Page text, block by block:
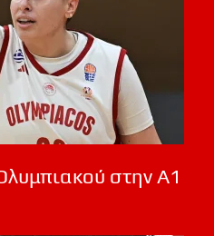
στην Α1